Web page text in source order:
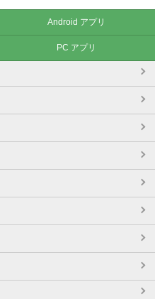
Android アプリ
PC アプリ